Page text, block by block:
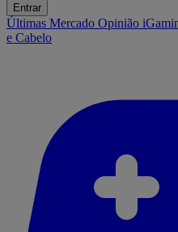
Entrar
Últimas Mercado Opinião
e Cabelo